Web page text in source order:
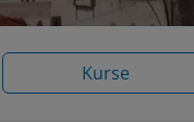
Kurse